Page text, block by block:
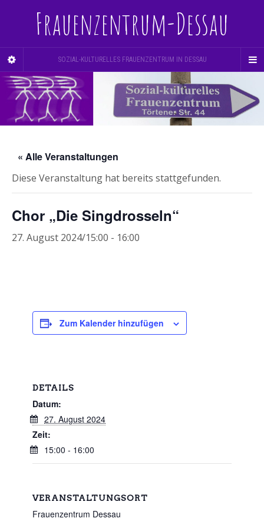
Frauenzentrum-Dessau
SOZIAL-KULTURELLES FRAUENZENTRUM IN DESSAU
« Alle Veranstaltungen
Diese Veranstaltung hat bereits stattgefunden.
Chor „Die Singdrosseln“
27. August 2024/15:00 - 16:00
Zum Kalender hinzufügen
DETAILS
Datum:
27. August 2024
Zeit:
15:00 - 16:00
VERANSTALTUNGSORT
Frauenzentrum Dessau